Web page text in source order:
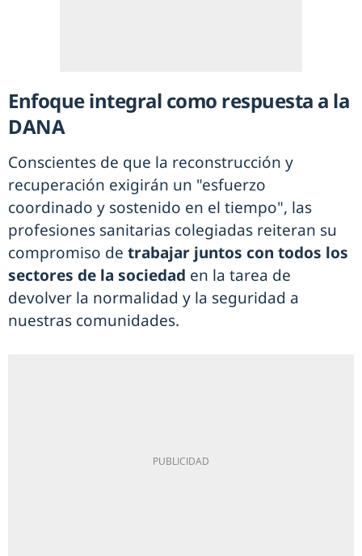
Enfoque integral como respuesta a la
DANA
Conscientes de que la reconstrucción y
recuperación exigirán un "esfuerzo
coordinado y sostenido en el tiempo", las
profesiones sanitarias colegiadas reiteran su
compromiso de trabajar juntos con todos los
sectores de la sociedad en la tarea de
devolver la normalidad y la seguridad a
nuestras comunidades.